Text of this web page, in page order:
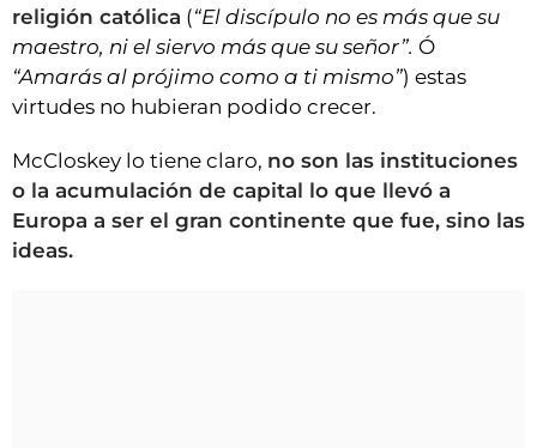
religión católica (“El discípulo no es más que su
maestro, ni el siervo más que su señor”. Ó
“Amarás al prójimo como a ti mismo”) estas
virtudes no hubieran podido crecer.
McCloskey lo tiene claro, no son las instituciones
o la acumulación de capital lo que llevó a
Europa a ser el gran continente que fue, sino las
ideas.